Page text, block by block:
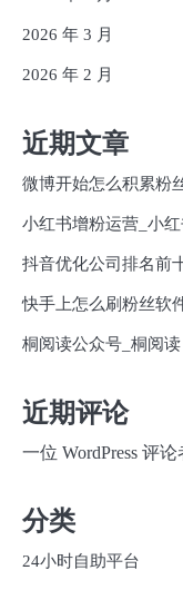
2026 年 3 月
2026 年 2 月
近期文章
微博开始怎么积累粉
小红书增粉运营_小
抖音优化公司排名前
快手上怎么刷粉丝软
桐阅读公众号_桐阅
近期评论
一位 WordPress 评论
分类
24小时自助平台